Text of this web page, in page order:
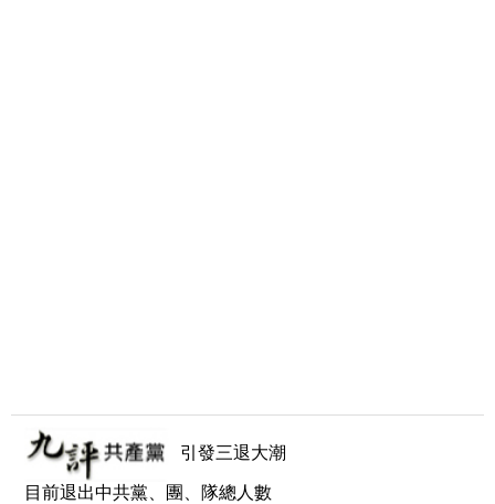
引發三退大潮
目前退出中共黨、團、隊總人數